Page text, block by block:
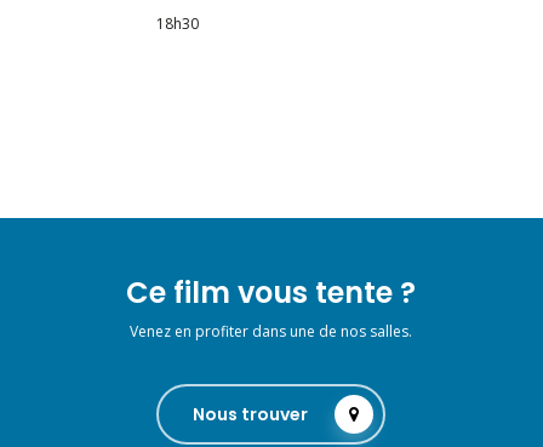
18h30
Ce film vous tente ?
Venez en profiter dans une de nos salles.
Nous trouver